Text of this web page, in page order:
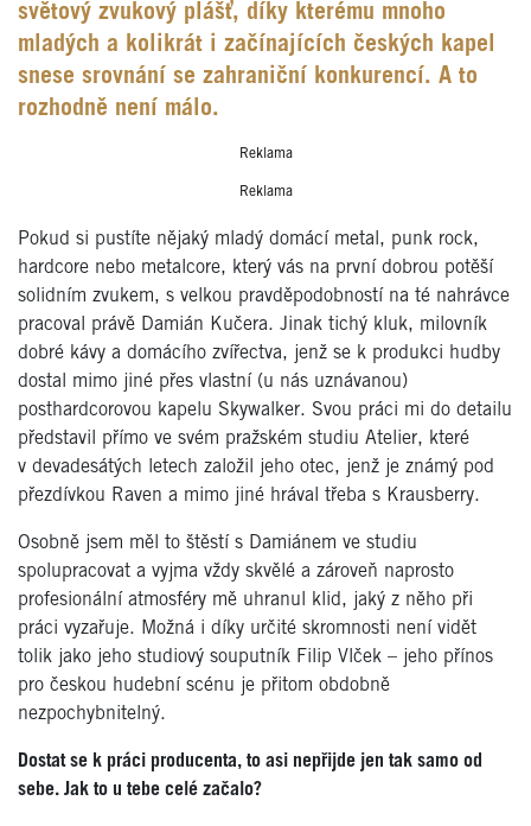
světový zvukový plášť, díky kterému mnoho
mladých a kolikrát i začínajících českých kapel
snese srovnání se zahraniční konkurencí. A to
rozhodně není málo.
Reklama
Reklama
Pokud si pustíte nějaký mladý domácí metal, punk rock,
hardcore nebo metalcore, který vás na první dobrou potěší
solidním zvukem, s velkou pravděpodobností na té nahrávce
pracoval právě Damián Kučera. Jinak tichý kluk, milovník
dobré kávy a domácího zvířectva, jenž se k produkci hudby
dostal mimo jiné přes vlastní (u nás uznávanou)
posthardcorovou kapelu Skywalker. Svou práci mi do detailu
představil přímo ve svém pražském studiu Atelier, které
v devadesátých letech založil jeho otec, jenž je známý pod
přezdívkou Raven a mimo jiné hrával třeba s Krausberry.
Osobně jsem měl to štěstí s Damiánem ve studiu
spolupracovat a vyjma vždy skvělé a zároveň naprosto
profesionální atmosféry mě uhranul klid, jaký z něho při
práci vyzařuje. Možná i díky určité skromnosti není vidět
tolik jako jeho studiový souputník Filip Vlček – jeho přínos
pro českou hudební scénu je přitom obdobně
nezpochybnitelný.
Dostat se k práci producenta, to asi nepřijde jen tak samo od
sebe. Jak to u tebe celé začalo?